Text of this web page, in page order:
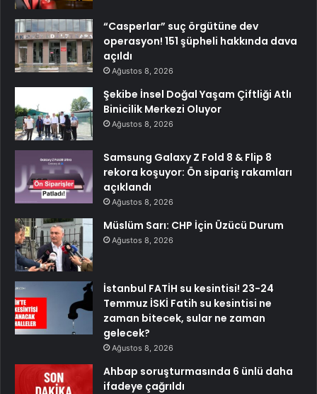
“Casperlar” suç örgütüne dev
operasyon! 151 şüpheli hakkında dava
açıldı
Ağustos 8, 2026
Şekibe İnsel Doğal Yaşam Çiftliği Atlı
Binicilik Merkezi Oluyor
Ağustos 8, 2026
Samsung Galaxy Z Fold 8 & Flip 8
rekora koşuyor: Ön sipariş rakamları
açıklandı
Ağustos 8, 2026
Müslüm Sarı: CHP İçin Üzücü Durum
Ağustos 8, 2026
İstanbul FATİH su kesintisi! 23-24
Temmuz İSKİ Fatih su kesintisi ne
zaman bitecek, sular ne zaman
gelecek?
Ağustos 8, 2026
Ahbap soruşturmasında 6 ünlü daha
ifadeye çağrıldı